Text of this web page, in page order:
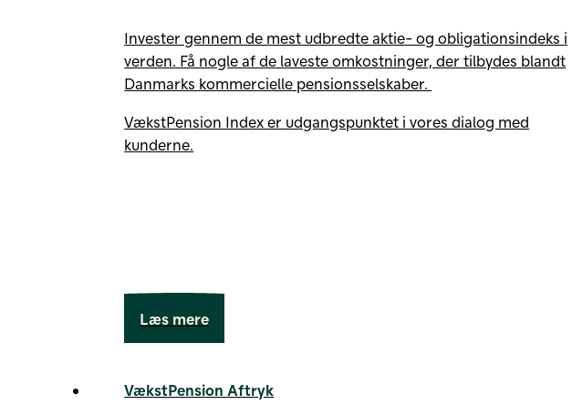
Invester gennem de mest udbredte aktie- og obligationsindeks i
verden. Få nogle af de laveste omkostninger, der tilbydes blandt
Danmarks kommercielle pensionsselskaber.
VækstPension Index er udgangspunktet i vores dialog med
kunderne.
Læs mere
VækstPension Aftryk